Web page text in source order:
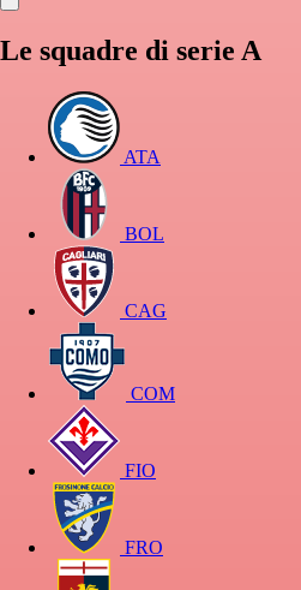
Le squadre di serie A
ATA
BOL
CAG
COM
FIO
FRO